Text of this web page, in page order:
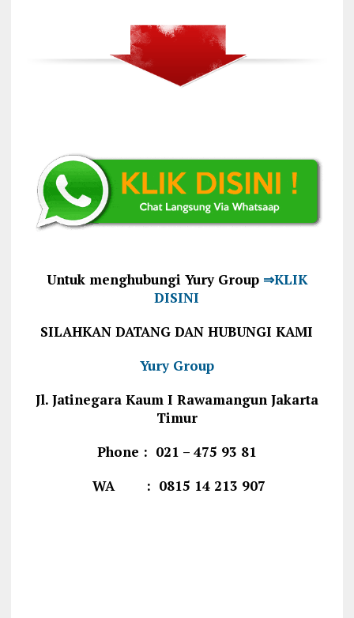
Untuk menghubungi Yury Group⇒KLIK
DISINI
SILAHKAN DATANG DAN HUBUNGI KAMI
Yury Group
Jl. Jatinegara Kaum I Rawamangun Jakarta
Timur
Phone : 021 – 475 93 81
WA : 0815 14 213 907